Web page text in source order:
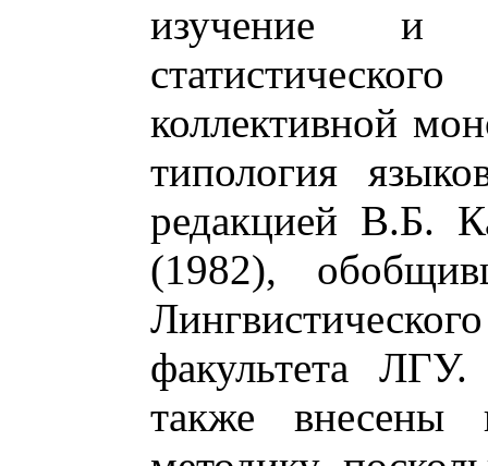
изучение и
коллективной
типология
редакцией В.Б.
(1982),
факультета
также внесены